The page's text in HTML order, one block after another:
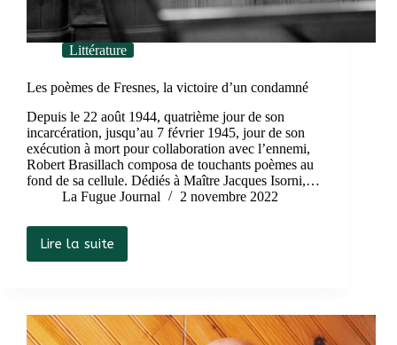
Littérature
Les poèmes de Fresnes, la victoire d’un condamné
Depuis le 22 août 1944, quatrième jour de son
incarcération, jusqu’au 7 février 1945, jour de son
exécution à mort pour collaboration avec l’ennemi,
Robert Brasillach composa de touchants poèmes au
fond de sa cellule. Dédiés à Maître Jacques Isorni,…
La Fugue Journal
2 novembre 2022
Lire la suite
Les
poèmes
la
victoire